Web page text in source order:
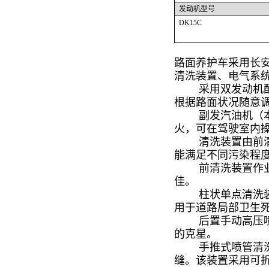
发动机型号
DK15C
路面养护车采用长
清洗装置、电气系
采用双发动机配
根据路面状况随意
副发汽油机（本
火，可在驾驶室内
清洗装置由前清
能满足不同污染程
前清洗装置作业
佳。
柱状单点清洗装
用于道路局部卫生
后置手动高压喷
的克星。
手推式喷管清洗
缝。该装置采用可